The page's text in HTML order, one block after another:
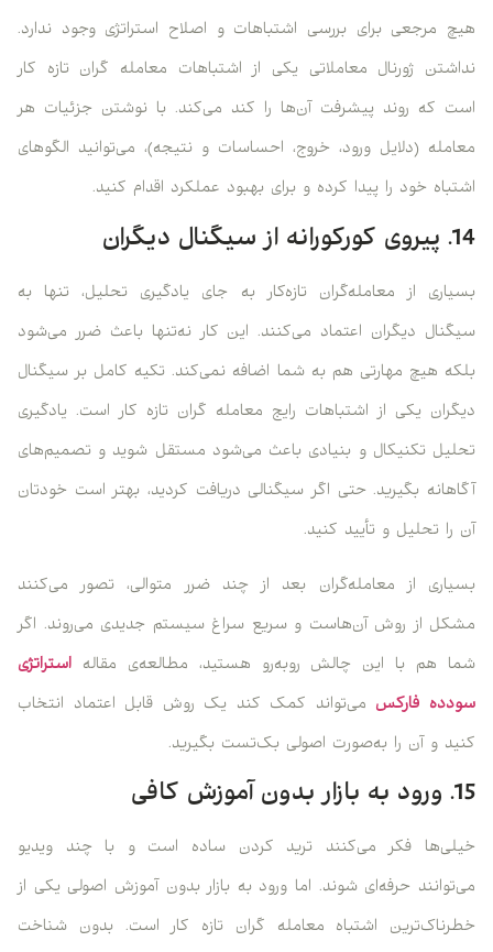
هیچ مرجعی برای بررسی اشتباهات و اصلاح استراتژی وجود ندارد.
نداشتن ژورنال معاملاتی یکی از اشتباهات معامله گران تازه کار
است که روند پیشرفت آن‌ها را کند می‌کند. با نوشتن جزئیات هر
معامله (دلایل ورود، خروج، احساسات و نتیجه)، می‌توانید الگوهای
اشتباه خود را پیدا کرده و برای بهبود عملکرد اقدام کنید.
14. پیروی کورکورانه از سیگنال دیگران
بسیاری از معامله‌گران تازه‌کار به جای یادگیری تحلیل، تنها به
سیگنال دیگران اعتماد می‌کنند. این کار نه‌تنها باعث ضرر می‌شود
بلکه هیچ مهارتی هم به شما اضافه نمی‌کند. تکیه کامل بر سیگنال
دیگران یکی از اشتباهات رایج معامله گران تازه کار است. یادگیری
تحلیل تکنیکال و بنیادی باعث می‌شود مستقل شوید و تصمیم‌های
آگاهانه بگیرید. حتی اگر سیگنالی دریافت کردید، بهتر است خودتان
آن را تحلیل و تأیید کنید.
بسیاری از معامله‌گران بعد از چند ضرر متوالی، تصور می‌کنند
مشکل از روش آن‌هاست و سریع سراغ سیستم جدیدی می‌روند. اگر
شما هم با این چالش روبه‌رو هستید، مطالعه‌ی مقاله‌ استراتژی
سودده فارکس می‌تواند کمک کند یک روش قابل اعتماد انتخاب
کنید و آن را به‌صورت اصولی بک‌تست بگیرید.
15. ورود به بازار بدون آموزش کافی
خیلی‌ها فکر می‌کنند ترید کردن ساده است و با چند ویدیو
می‌توانند حرفه‌ای شوند. اما ورود به بازار بدون آموزش اصولی یکی از
خطرناک‌ترین اشتباه معامله گران تازه کار است. بدون شناخت